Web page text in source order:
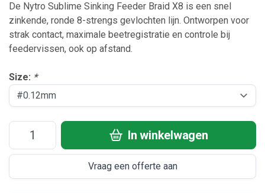
De Nytro Sublime Sinking Feeder Braid X8 is een snel
zinkende, ronde 8-strengs gevlochten lijn. Ontworpen voor
strak contact, maximale beetregistratie en controle bij
feeder­vissen, ook op afstand.
Size: *
In winkelwagen
Vraag een offerte aan